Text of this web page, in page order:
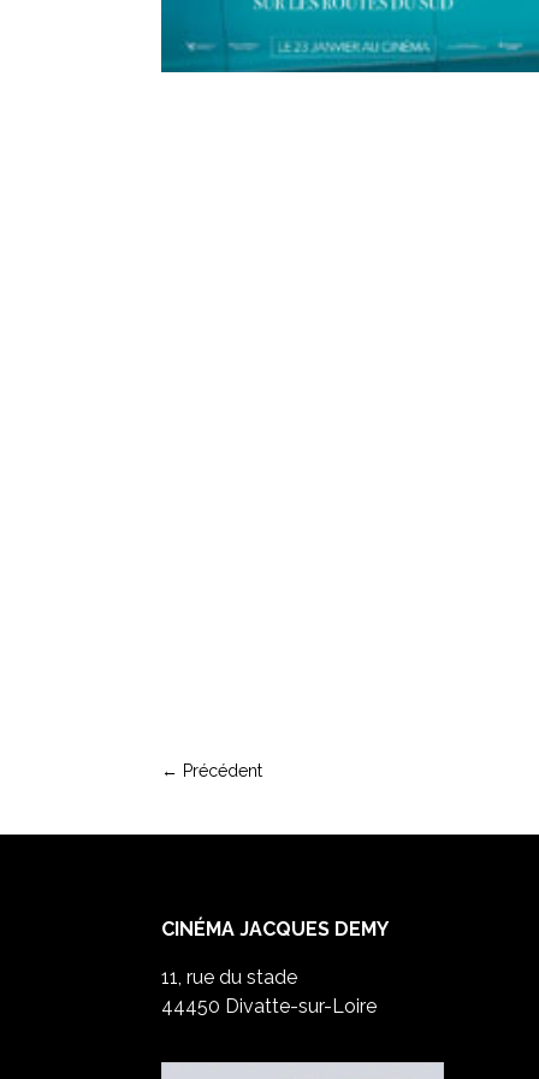
← Précédent
CINÉMA JACQUES DEMY
11, rue du stade
44450 Divatte-sur-Loire